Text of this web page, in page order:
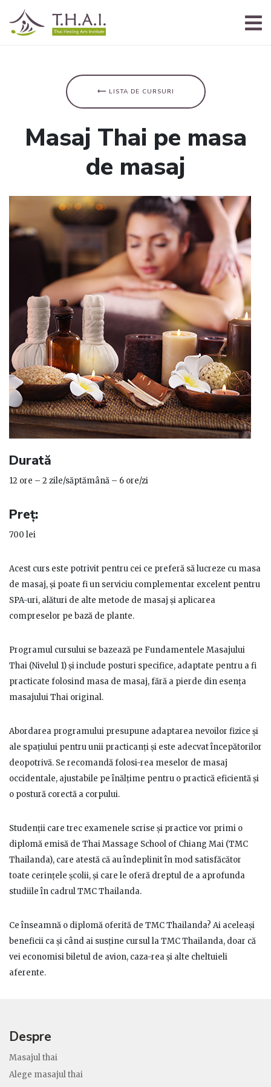
⟵ LISTA DE CURSURI
Masaj Thai pe masa
de masaj
Durată
12 ore – 2 zile/săptămână – 6 ore/zi
Preț:
700 lei
Acest curs este potrivit pentru cei ce preferă să lucreze cu masa
de masaj, și poate fi un serviciu complementar excelent pentru
SPA-uri, alături de alte metode de masaj și aplicarea
compreselor pe bază de plante.
Programul cursului se bazează pe Fundamentele Masajului
Thai (Nivelul 1) și include posturi specifice, adaptate pentru a fi
practicate folosind masa de masaj, fără a pierde din esența
masajului Thai original.
Abordarea programului presupune adaptarea nevoilor fizice și
ale spațiului pentru unii practicanți și este adecvat începătorilor
deopotrivă. Se recomandă folosi-rea meselor de masaj
occidentale, ajustabile pe înălțime pentru o practică eficientă și
o postură corectă a corpului.
Studenții care trec examenele scrise și practice vor primi o
diplomă emisă de Thai Massage School of Chiang Mai (TMC
Thailanda), care atestă că au îndeplinit în mod satisfăcător
toate cerințele școlii, și care le oferă dreptul de a aprofunda
studiile în cadrul TMC Thailanda.
Ce înseamnă o diplomă oferită de TMC Thailanda? Ai aceleași
beneficii ca și când ai susține cursul la TMC Thailanda, doar că
vei economisi biletul de avion, caza-rea și alte cheltuieli
aferente.
Despre
Masajul thai
Alege masajul thai